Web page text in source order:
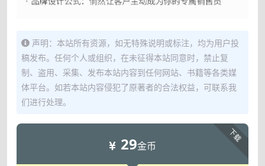
声明：本站所有资源，如无特殊说明或标注，均为用户投
稿发布。任何个人或组织，在未征得本站同意时，禁止复
制、盗用、采集、发布本站内容到任何网站、书籍等各类媒
体平台。如若本站内容侵犯了原著者的合法权益，可联系我
们进行处理。
下载
29金币